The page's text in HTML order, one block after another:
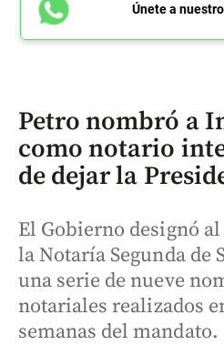
Únete a
Petro nombró a
como notario
de dejar la
El Gobierno designó
la Notaría Segunda de
una serie de nueve
notariales realizados
semanas del mandato.